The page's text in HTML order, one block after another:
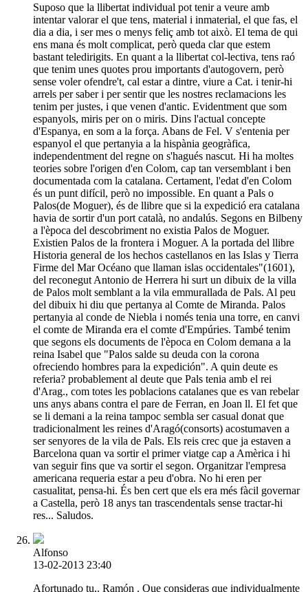
Suposo que la llibertat individual pot tenir a veure amb
intentar valorar el que tens, material i inmaterial, el que fas, el
dia a dia, i ser mes o menys feliç amb tot això. El tema de qui
ens mana és molt complicat, però queda clar que estem
bastant teledirigits. En quant a la llibertat col-lectiva, tens raó
que tenim unes quotes prou importants d'autogovern, però
sense voler ofendre't, cal estar a dintre, viure a Cat. i tenir-hi
arrels per saber i per sentir que les nostres reclamacions les
tenim per justes, i que venen d'antic. Evidentment que som
espanyols, miris per on o miris. Dins l'actual concepte
d'Espanya, en som a la força. Abans de Fel. V s'entenia per
espanyol el que pertanyia a la hispània geogràfica,
independentment del regne on s'hagués nascut. Hi ha moltes
teories sobre l'origen d'en Colom, cap tan versemblant i ben
documentada com la catalana. Certament, l'edat d'en Colom
és un punt difícil, però no impossible. En quant a Pals o
Palos(de Moguer), és de llibre que si la expedició era catalana
havia de sortir d'un port català, no andalús. Segons en Bilbeny
a l'època del descobriment no existia Palos de Moguer.
Existien Palos de la frontera i Moguer. A la portada del llibre
Historia general de los hechos castellanos en las Islas y Tierra
Firme del Mar Océano que llaman islas occidentales"(1601),
del reconegut Antonio de Herrera hi surt un dibuix de la villa
de Palos molt semblant a la vila emmurallada de Pals. Al peu
del dibuix hi diu que pertanya al Comte de Miranda. Palos
pertanyia al conde de Niebla i només tenia una torre, en canvi
el comte de Miranda era el comte d'Empúries. També tenim
que segons els documents de l'època en Colom demana a la
reina Isabel que "Palos salde su deuda con la corona
ofreciendo hombres para la expedición". A quin deute es
referia? probablement al deute que Pals tenia amb el rei
d'Arag., com totes les poblacions catalanes que es van rebelar
uns anys abans contra el pare de Ferran, en Joan ll. El fet que
se li demani a la reina tampoc sembla ser casual donat que
tradicionalment les reines d'Aragó(consorts) acostumaven a
ser senyores de la vila de Pals. Els reis crec que ja estaven a
Barcelona quan va sortir el primer viatge cap a Amèrica i hi
van seguir fins que va sortir el segon. Organitzar l'empresa
americana requeria estar a peu d'obra. No hi eren per
casualitat, pensa-hi. És ben cert que els era més fàcil governar
a Castella, però 18 anys tan trascendentals sense tractar-hi
res... Saludos.
Alfonso
13-02-2013 23:40
Afortunado tu,. Ramón . Que consideras que individualmente